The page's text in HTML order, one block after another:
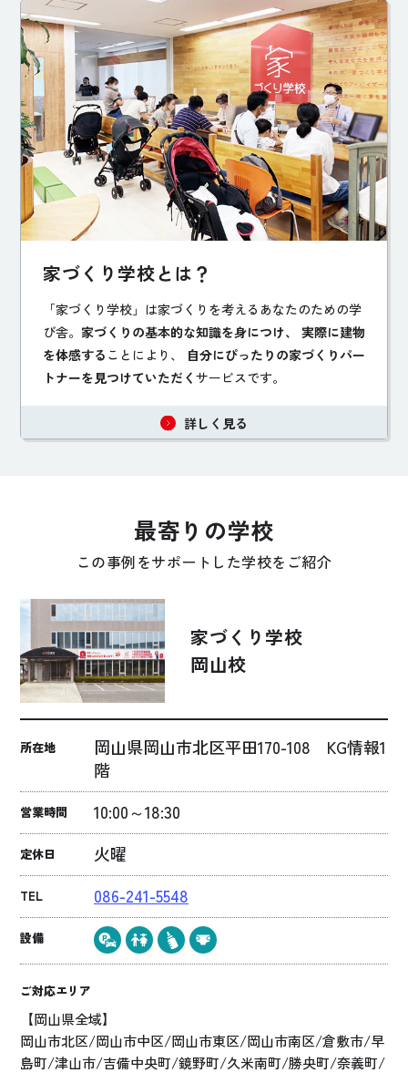
家づくり学校とは？
「家づくり学校」は家づくりを考えるあなたのための学
び舎。 家づくりの基本的な知識を身につけ、 実際に建物
を体感する ことにより、 自分にぴったりの家づくりパー
トナーを見つけていただく サービスです。
詳しく見る
最寄りの学校
この事例をサポートした学校をご紹介
家づくり学校
岡山校
所在地
岡山県岡山市北区平田170-108 KG情報1
階
営業時間 10:00～18:30
定休日 火曜
TEL 086-241-5548
設備
ご対応エリア
【岡山県全域】
岡山市北区/岡山市中区/岡山市東区/岡山市南区/倉敷市/早
島町/津山市/吉備中央町/鏡野町/久米南町/勝央町/奈義町/